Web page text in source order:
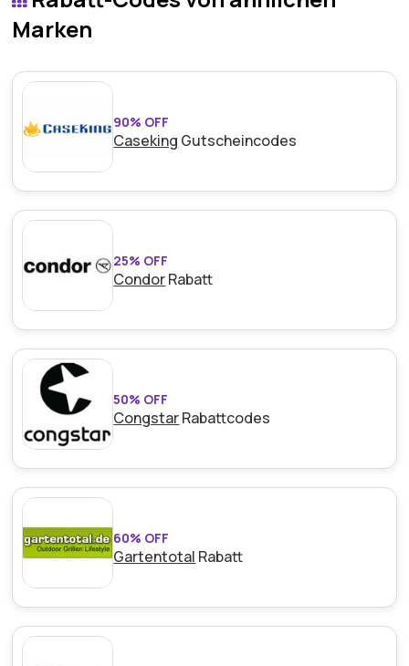
Berechtigung:
Art des Angebots:
Bedingungen:Weitere Informationen finden Sie
in den Bedingungen auf der Website des Händlers.
Marken
90% OFF
Caseking Gutscheincodes
25% OFF
CondorRabatt
50% OFF
CongstarRabattcodes
60% OFF
Gartentotal Rabatt